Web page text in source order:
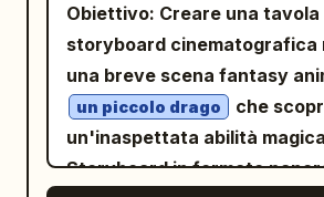
Obiettivo: Creare una tavola
storyboard cinematografica
una breve scena fantasy
un piccolo drago
che
un'inaspettata abilità magica.
Storyboard in formato